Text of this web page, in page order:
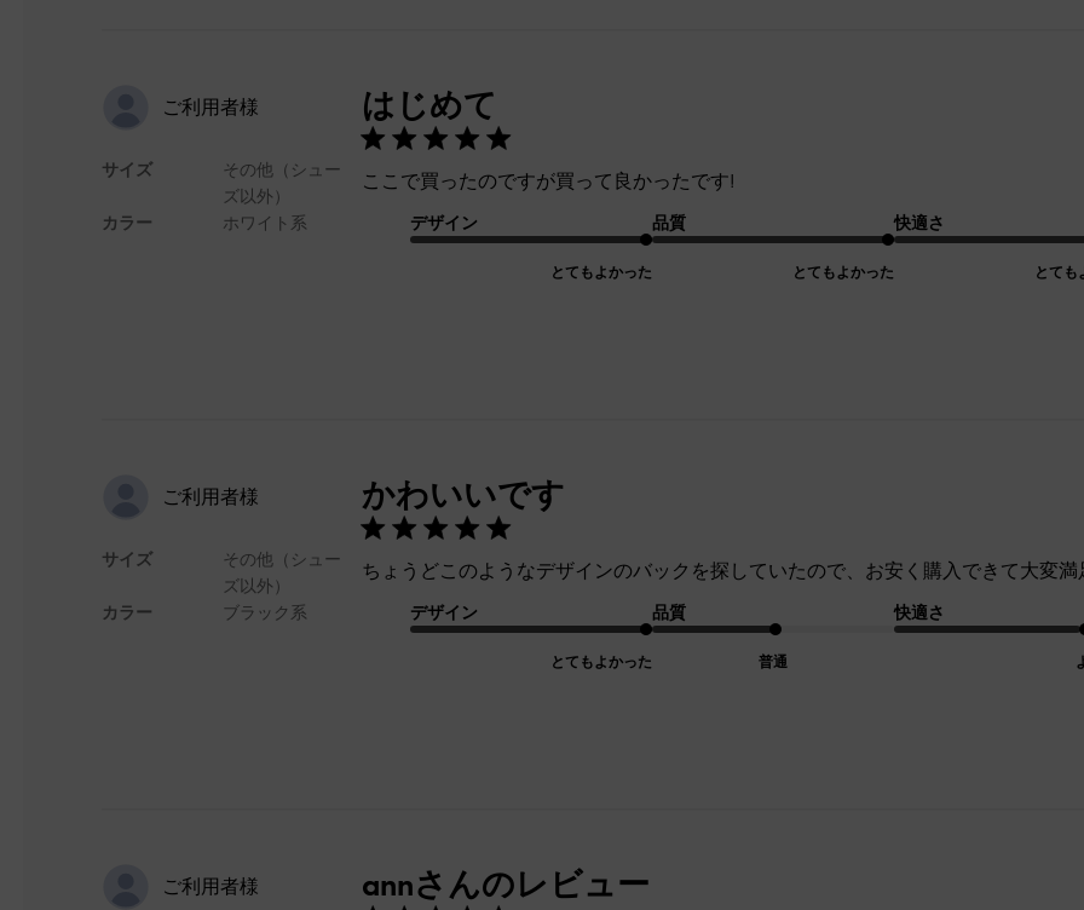
ご利用者様
サイズ
カラー
その他（シュー
ズ以外）
ホワイト系
はじめて
ここで買ったのですが買って良かったです!
デザイン
とてもよかった
品質
とてもよかった
快適さ
とても
ご利用者様
サイズ
カラー
その他（シュー
ズ以外）
ブラック系
かわいいです
ちょうどこのようなデザインのバックを探していたので、お安く購入できて大変満
デザイン
とてもよかった
品質
普通
快適さ
ご利用者様 annさんのレビュー